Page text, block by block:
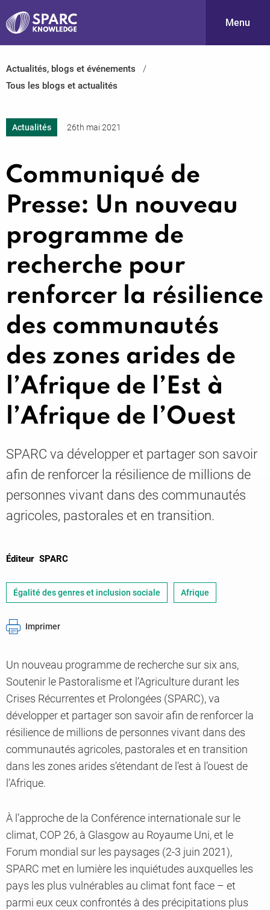
S
PARC-
Knowledge
Menu
Actualités, blogs et événements
Tous les blogs et actualités
Actualités 26th mai 2021
Communiqué de
Presse: Un nouveau
programme de
recherche pour
renforcer la résilience
des communautés
des zones arides de
l’Afrique de l’Est à
l’Afrique de l’Ouest
SPARC va développer et partager son savoir
afin de renforcer la résilience de millions de
personnes vivant dans des communautés
agricoles, pastorales et en transition.
Éditeur SPARC
Égalité des genres et inclusion sociale Afrique
Imprimer
Un nouveau programme de recherche sur six ans,
Soutenir le Pastoralisme et l’Agriculture durant les
Crises Récurrentes et Prolongées (SPARC), va
développer et partager son savoir afin de renforcer la
résilience de millions de personnes vivant dans des
communautés agricoles, pastorales et en transition
dans les zones arides s’étendant de l’est à l’ouest de
l’Afrique.
À l’approche de la Conférence internationale sur le
climat, COP 26, à Glasgow au Royaume Uni, et le
Forum mondial sur les paysages (2-3 juin 2021),
SPARC met en lumière les inquiétudes auxquelles les
pays les plus vulnérables au climat font face – et
parmi eux ceux confrontés à des précipitations plus